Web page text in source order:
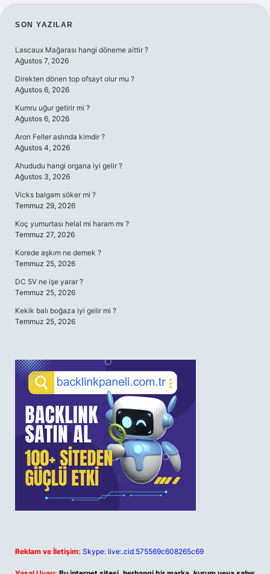
SIDEBAR
SON YAZILAR
Lascaux Mağarası hangi döneme aittir ?
Ağustos 7, 2026
Direkten dönen top ofsayt olur mu ?
Ağustos 6, 2026
Kumru uğur getirir mi ?
Ağustos 6, 2026
Aron Feller aslında kimdir ?
Ağustos 4, 2026
Ahududu hangi organa iyi gelir ?
Ağustos 3, 2026
Vicks balgam söker mi ?
Temmuz 29, 2026
Koç yumurtası helal mi haram mı ?
Temmuz 27, 2026
Korede aşkım ne demek ?
Temmuz 25, 2026
DC 5V ne işe yarar ?
Temmuz 25, 2026
Kekik balı boğaza iyi gelir mi ?
Temmuz 25, 2026
Reklam ve İletişim: Skype: live:.cid.575569c608265c69